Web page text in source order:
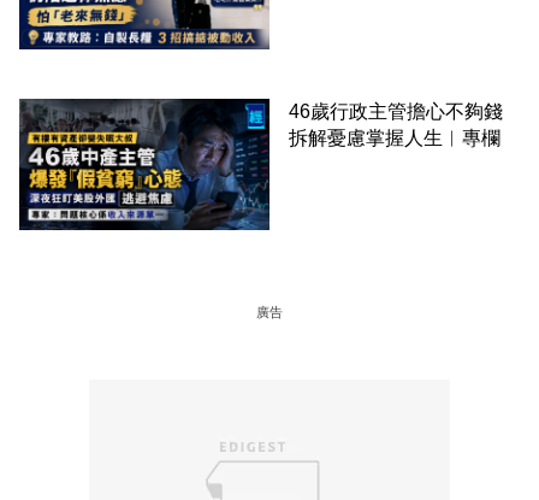
46歲行政主管擔心不夠錢
拆解憂慮掌握人生︳專欄
廣告